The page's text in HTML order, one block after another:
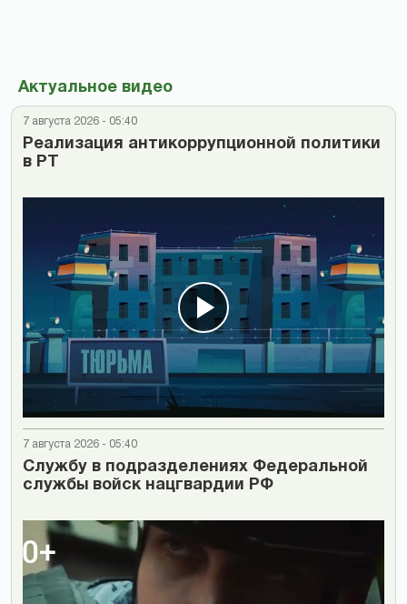
Актуальное видео
7 августа 2026 - 05:40
Реализация антикоррупционной политики
в РТ
7 августа 2026 - 05:40
Cлужбу в подразделениях Федеральной
службы войск нацгвардии РФ